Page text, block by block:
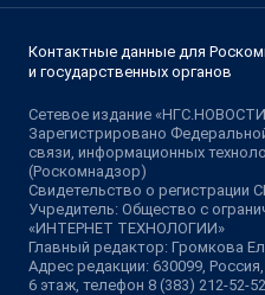
Контактные данные для
и государственных органов
Сетевое издание
Зарегистрировано
связи, информационных
(Роскомнадзор)
Свидетельство о
Учредитель: Общество с
«ИНТЕРНЕТ ТЕХНОЛОГИИ»
Главный редактор: Громкова
Адрес редакции: 630099,
6 этаж, телефон 8 (383) 212-52-